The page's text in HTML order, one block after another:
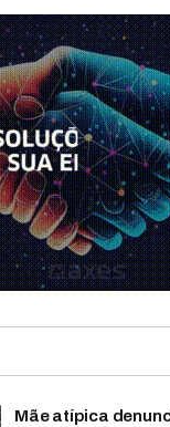
Mãe atípica